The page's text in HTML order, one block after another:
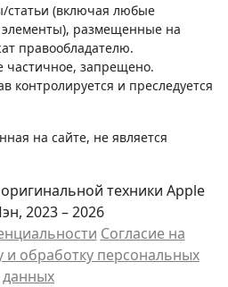
статьи (включая любые
элементы), размещенные на
правообладателю.
частичное, запрещено.
контролируется и преследуется
на сайте, не является
техники Apple
2023 – 2026
Cогласие на
и обработку персональных
данных